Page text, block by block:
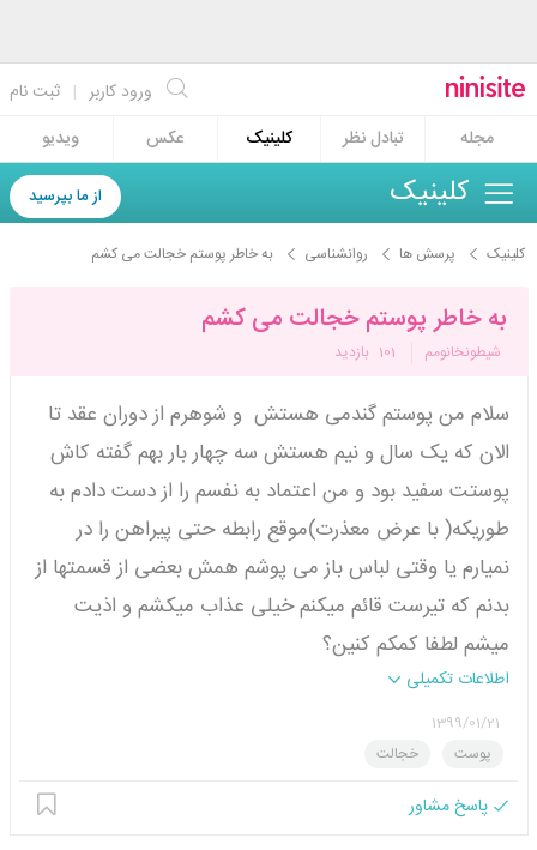
ثبت نام | ورود کاربر
مجله
تبادل نظر کلینیک عکس ویدیو
از ما بپرسید کلینیک
کلینیک پرسش ها روانشناسی به خاطر پوستم خجالت می کشم
به خاطر پوستم خجالت می کشم
شیطونخانومم 101 بازدید
سلام من پوستم گندمی هستش و شوهرم از دوران عقد تا
الان که یک سال و نیم هستش سه چهار بار بهم گفته کاش
پوستت سفید بود و من اعتماد به نفسم را از دست دادم به
طوریکه( با عرض معذرت)موقع رابطه حتی پیراهن را در
نمیارم یا وقتی لباس باز می پوشم همش بعضی از قسمتها از
بدنم که تیرست قائم میکنم خیلی عذاب میکشم و اذیت
میشم لطفا کمکم کنین؟
اطلاعات تکمیلی
1399/01/21
پوست
خجالت
پاسخ مشاور